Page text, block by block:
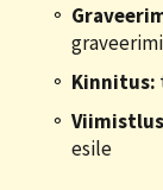
Kinnitus:
esile